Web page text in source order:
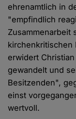
ehrenamtlich in
"empfindlich
Zusammenarbeit
kirchenkritischen
erwidert
gewandelt und
Besitzenden",
einst
wertvoll.